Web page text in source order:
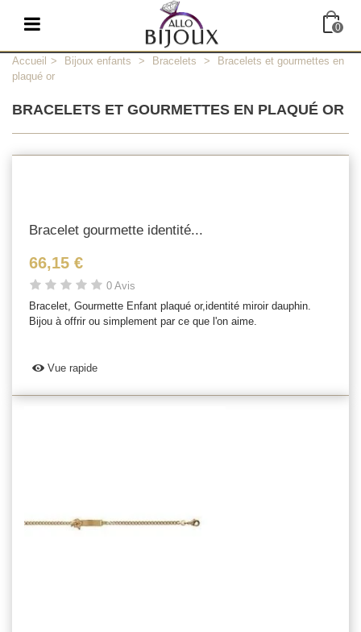
0
Accueil > Bijoux enfants > Bracelets >
Bracelets et gourmettes en
plaqué or
BRACELETS ET GOURMETTES EN PLAQUÉ OR
Bracelet gourmette identité...
66,15 €
0 Avis
Bracelet, Gourmette Enfant plaqué or,identité miroir dauphin.
Bijou à offrir ou simplement par ce que l'on aime.
Vue rapide